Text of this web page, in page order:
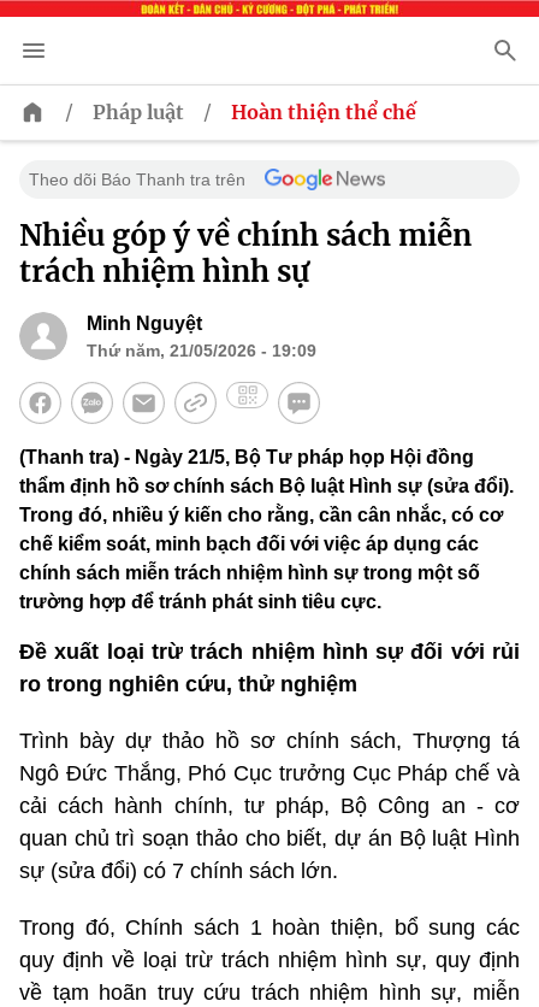
/ Pháp luật / Hoàn thiện thể chế
Theo dõi Báo Thanh tra trên
Nhiều góp ý về chính sách miễn
trách nhiệm hình sự
Minh Nguyệt
Thứ năm, 21/05/2026 - 19:09
(Thanh tra) - Ngày 21/5, Bộ Tư pháp họp Hội đồng
thẩm định hồ sơ chính sách Bộ luật Hình sự (sửa đổi).
Trong đó, nhiều ý kiến cho rằng, cần cân nhắc, có cơ
chế kiểm soát, minh bạch đối với việc áp dụng các
chính sách miễn trách nhiệm hình sự trong một số
trường hợp để tránh phát sinh tiêu cực.
Đề xuất loại trừ trách nhiệm hình sự đối với rủi
ro trong nghiên cứu, thử nghiệm
Trình bày dự thảo hồ sơ chính sách, Thượng tá
Ngô Đức Thắng, Phó Cục trưởng Cục Pháp chế và
cải cách hành chính, tư pháp, Bộ Công an - cơ
quan chủ trì soạn thảo cho biết, dự án Bộ luật Hình
sự (sửa đổi) có 7 chính sách lớn.
Trong đó, Chính sách 1 hoàn thiện, bổ sung các
quy định về loại trừ trách nhiệm hình sự, quy định
về tạm hoãn truy cứu trách nhiệm hình sự, miễn